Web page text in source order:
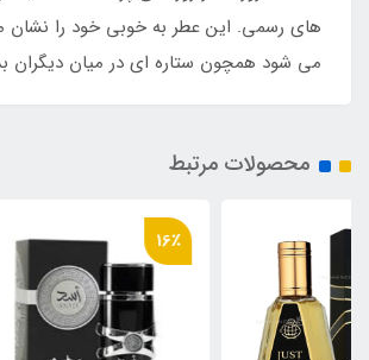
های رسمی. این عطر به خوبی خود را
می شود همچون ستاره ای در میان دیگران
محصولات مرتبط
16٪